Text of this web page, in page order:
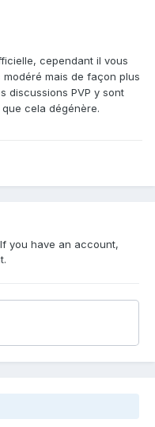
cependant il vous
mais de façon plus
discussions PVP y sont
cela dégénère.
you have an account,